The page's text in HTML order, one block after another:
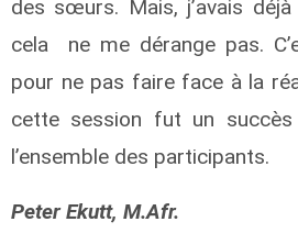
des sœurs. Mais, j’avais
cela ne me dérange pas.
pour ne pas faire face à la
cette session fut un
l’ensemble des participants.
Peter Ekutt, M.Afr.